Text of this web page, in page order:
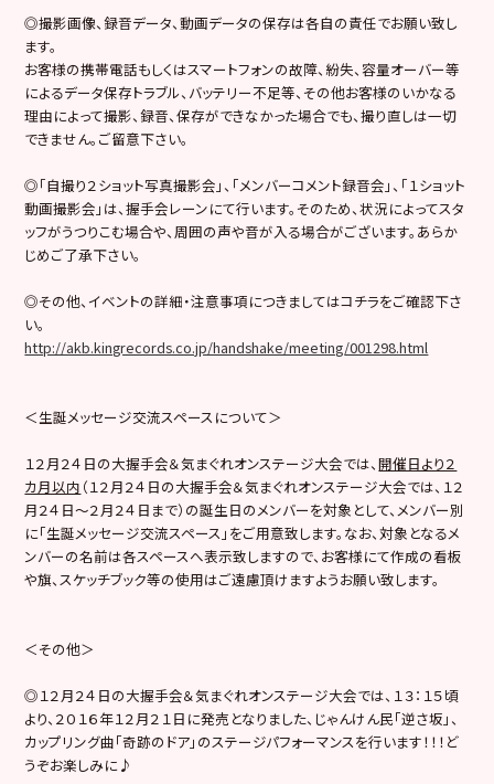
◎撮影画像、録音データ、動画データの保存は各自の責任でお願い致し
ます。
お客様の携帯電話もしくはスマートフォンの故障、紛失、容量オーバー等
によるデータ保存トラブル、バッテリー不足等、その他お客様のいかなる
理由によって撮影、録音、保存ができなかった場合でも、撮り直しは一切
できません。ご留意下さい。
◎「自撮り２ショット写真撮影会」、「メンバーコメント録音会」、「１ショット
動画撮影会」は、握手会レーンにて行います。そのため、状況によってスタ
ッフがうつりこむ場合や、周囲の声や音が入る場合がございます。あらか
じめご了承下さい。
◎その他、イベントの詳細・注意事項につきましてはコチラをご確認下さ
い。
http://akb.kingrecords.co.jp/handshake/meeting/001298.html
＜生誕メッセージ交流スペースについて＞
１２月２４日の大握手会＆気まぐれオンステージ大会では、開催日より２
カ月以内 （１２月２４日の大握手会＆気まぐれオンステージ大会では、１２
月２４日～２月２４日まで）の誕生日のメンバーを対象として、メンバー別
に「生誕メッセージ交流スペース」をご用意致します。なお、対象となるメ
ンバーの名前は各スペースへ表示致しますので、お客様にて作成の看板
や旗、スケッチブック等の使用はご遠慮頂けますようお願い致します。
＜その他＞
◎１２月２４日の大握手会＆気まぐれオンステージ大会では、１３：１５頃
より、２０１６年１２月２１日に発売となりました、じゃんけん民「逆さ坂」、
カップリング曲「奇跡のドア」のステージパフォーマンスを行います！！！ど
うぞお楽しみに♪